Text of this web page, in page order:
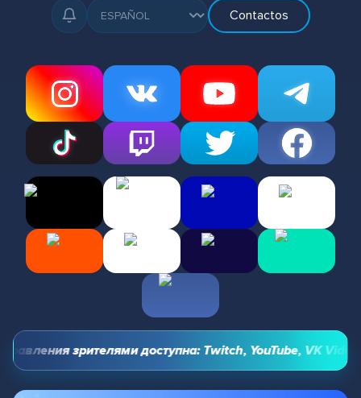
Contactos
зрителями доступна: Twitch, YouTube, VK Video